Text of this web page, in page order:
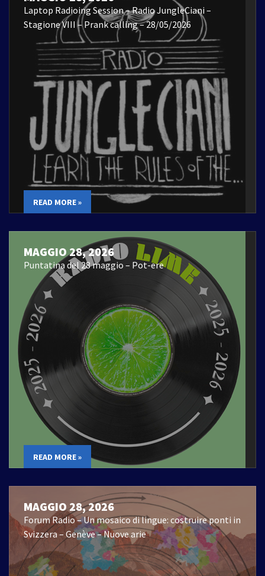
Laptop Radioing Session – Radio JungleCiani –
Stagione VIII – Prank calling – 28/05/2026
READ MORE »
MAGGIO 28, 2026
Puntatina del 28 maggio – Pot-ere
READ MORE »
MAGGIO 28, 2026
Forum Radio – Un mosaico di lingue: costruire ponti in
Svizzera – Genève – Nuove arie